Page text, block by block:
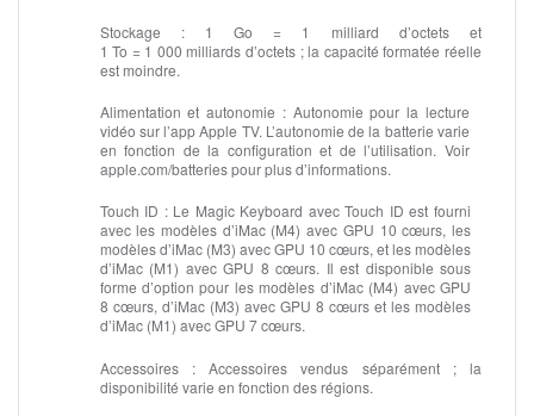
Stockage :1 Go = 1 milliard d’octets et
1 To = 1 000 milliards d’octets ; la capacité formatée réelle
est moindre.
Alimentation et autonomie :Autonomie pour la lecture
vidéo sur l’app Apple TV. L’autonomie de la batterie varie
en fonction de la configuration et de l’utilisation. Voir
apple.com/batteries pour plus d’informations.
Touch ID :Le Magic Keyboard avec Touch ID est fourni
avec les modèles d’iMac (M4) avec GPU 10 cœurs, les
modèles d’iMac (M3) avec GPU 10 cœurs, et les modèles
d’iMac (M1) avec GPU 8 cœurs. Il est disponible sous
forme d’option pour les modèles d’iMac (M4) avec GPU
8 cœurs, d’iMac (M3) avec GPU 8 cœurs et les modèles
d’iMac (M1) avec GPU 7 cœurs.
Accessoires :Accessoires vendus séparément ; la
disponibilité varie en fonction des régions.